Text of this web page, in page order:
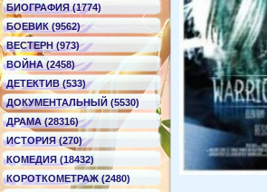
БИОГРАФИЯ (1774)
БОЕВИК (9562)
ВЕСТЕРН (973)
ВОЙНА (2458)
ДЕТЕКТИВ (533)
ДОКУМЕНТАЛЬНЫЙ (5530)
ДРАМА (28316)
ИСТОРИЯ (270)
КОМЕДИЯ (18432)
КОРОТКОМЕТРАЖ (2480)